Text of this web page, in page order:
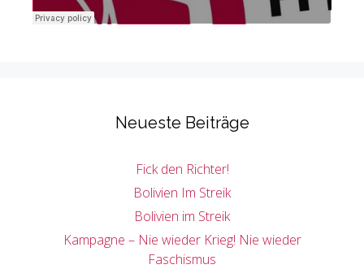
Neueste Beiträge
Fick den Richter!
Bolivien Im Streik
Bolivien im Streik
Kampagne – Nie wieder Krieg! Nie wieder
Faschismus